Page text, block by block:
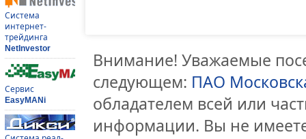
Система
интернет-
трейдинга
NetInvestor
Сервис
EasyMANi
Внимание! Уважаемые
следующем: ПАО
обладателем всей или
информации. Вы не